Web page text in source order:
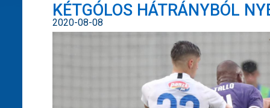
KÉTGÓLOS HÁTRÁNYBÓL
2020-08-08